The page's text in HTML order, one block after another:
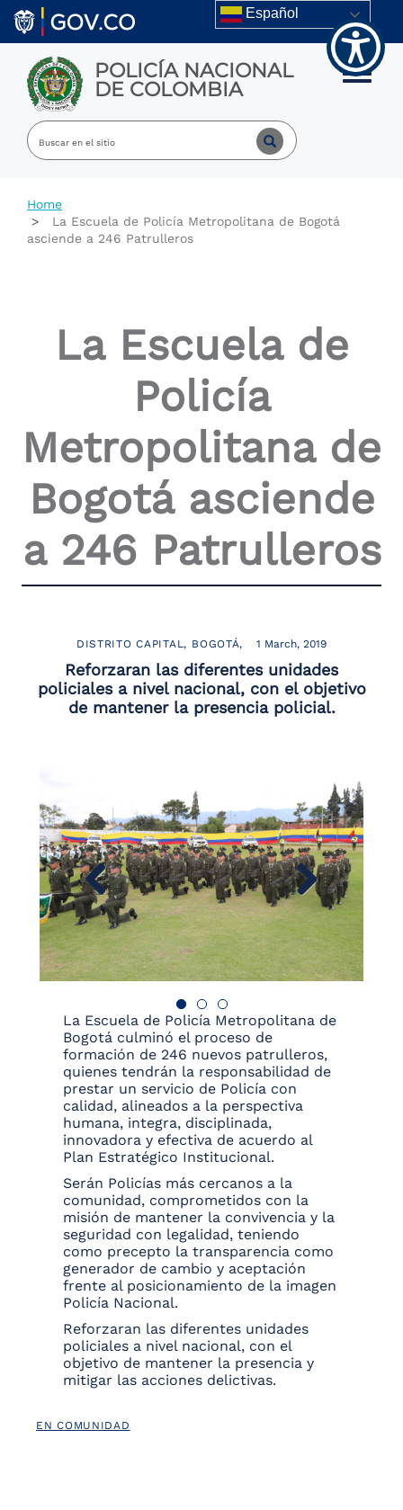
Welcome
All
Accessibility
screen
reader.
Accessibility
screen
reader
interact
Skip to main content Español
POLICÍA NACIONAL
DE COLOMBIA Toggle
Home
La Escuela de Policía Metropolitana de Bogotá
asciende a 246 Patrulleros
La Escuela de
Policía
Metropolitana de
Bogotá asciende
a 246 Patrulleros
DISTRITO CAPITAL BOGOTÁ 1 March, 2019
Reforzaran las diferentes unidades
policiales a nivel nacional, con el objetivo
de mantener la presencia policial.
La Escuela de Policía Metropolitana de
Bogotá culminó el proceso de
formación de 246 nuevos patrulleros,
quienes tendrán la responsabilidad de
prestar un servicio de Policía con
calidad, alineados a la perspectiva
humana, integra, disciplinada,
innovadora y efectiva de acuerdo al
Plan Estratégico Institucional.
Serán Policías más cercanos a la
comunidad, comprometidos con la
misión de mantener la convivencia y la
seguridad con legalidad, teniendo
como precepto la transparencia como
generador de cambio y aceptación
frente al posicionamiento de la imagen
Policía Nacional.
Reforzaran las diferentes unidades
policiales a nivel nacional, con el
objetivo de mantener la presencia y
mitigar las acciones delictivas.
EN COMUNIDAD